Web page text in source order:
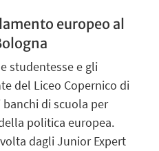
europeo al
studentesse e gli
del Liceo Copernico di
di scuola per
politica europea.
dagli Junior Expert